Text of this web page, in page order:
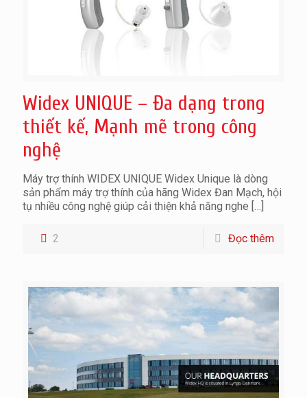
Widex UNIQUE – Đa dạng trong
thiết kế, Mạnh mẽ trong công
nghệ
Máy trợ thính WIDEX UNIQUE Widex Unique là dòng
sản phẩm máy trợ thính của hãng Widex Đan Mạch, hội
tụ nhiều công nghệ giúp cải thiện khả năng nghe […]
2 Đọc thêm